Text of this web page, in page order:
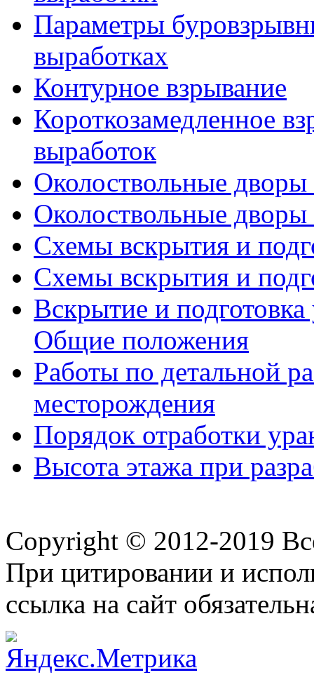
Параметры
выработках
Контурное взрывание
Короткозамедленное
выработок
Околоствольные дворы
Околоствольные дворы
Схемы вскрытия и
Схемы вскрытия и
Вскрытие и
Общие положения
Работы по детальной
месторождения
Порядок отработки
Высота этажа при
Copyright © 2012-2019
При цитировании и
ссылка на сайт